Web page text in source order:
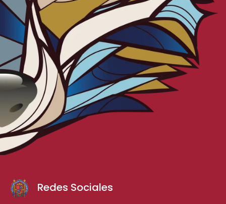
Redes Sociales